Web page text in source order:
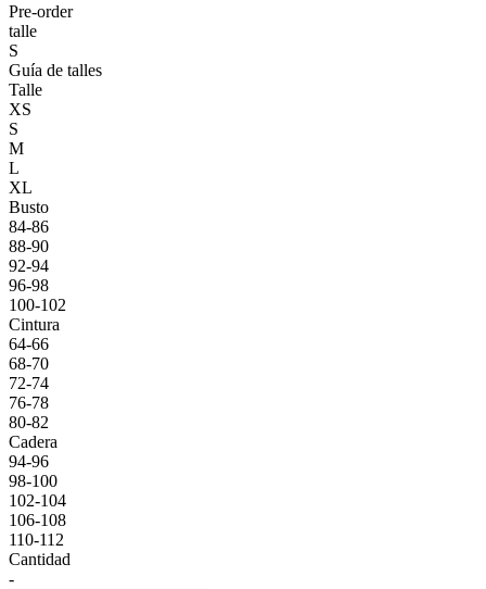
Pre-order
talle
S
Guía de talles
Talle
XS
S
M
L
XL
Busto
84-86
88-90
92-94
96-98
100-102
Cintura
64-66
68-70
72-74
76-78
80-82
Cadera
94-96
98-100
102-104
106-108
110-112
Cantidad
-